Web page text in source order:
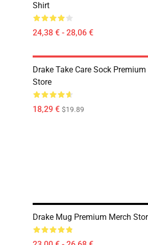
Shirt
24,38 € - 28,06 €
Drake Take Care Sock
Store
18,29 € $19.89
Drake Mug Premium Merch